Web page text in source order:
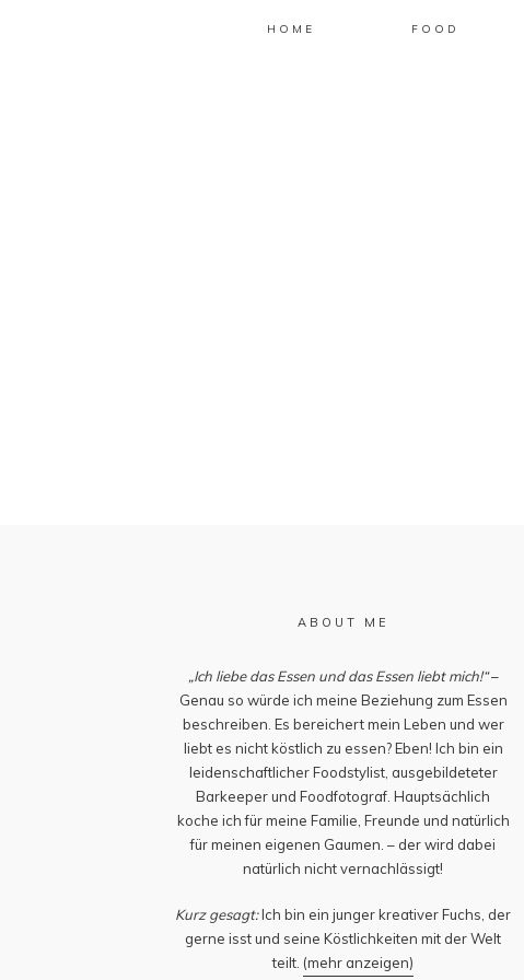
HOME FOOD
ABOUT ME
„Ich liebe das Essen und das Essen liebt mich!“–
Genau so würde ich meine Beziehung zum Essen
beschreiben. Es bereichert mein Leben und wer
liebt es nicht köstlich zu essen? Eben! Ich bin ein
leidenschaftlicher Foodstylist, ausgebildeteter
Barkeeper und Foodfotograf. Hauptsächlich
koche ich für meine Familie, Freunde und natürlich
für meinen eigenen Gaumen. – der wird dabei
natürlich nicht vernachlässigt!
Kurz gesagt:Ich bin ein junger kreativer Fuchs, der
gerne isst und seine Köstlichkeiten mit der Welt
teilt. (mehr anzeigen)